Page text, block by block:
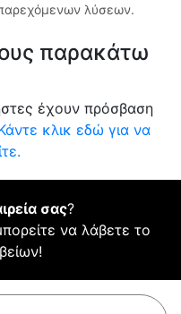
παρεχόμενων λύσεων.
παρακάτω
έχουν πρόσβαση
κλικ εδώ για να
σας?
να λάβετε το